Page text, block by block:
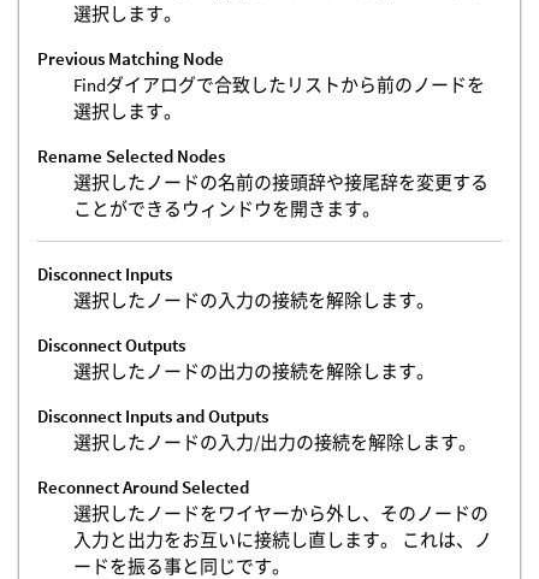
選択します。
Previous Matching Node
Findダイアログで合致したリストから前のノードを
選択します。
Rename Selected Nodes
選択したノードの名前の接頭辞や接尾辞を変更する
ことができるウィンドウを開きます。
Disconnect Inputs
選択したノードの入力の接続を解除します。
Disconnect Outputs
選択したノードの出力の接続を解除します。
Disconnect Inputs and Outputs
選択したノードの入力/出力の接続を解除します。
Reconnect Around Selected
選択したノードをワイヤーから外し、そのノードの
入力と出力をお互いに接続し直します。 これは、ノ
ードを振る事と同じです。